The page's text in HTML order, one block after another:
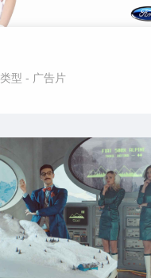
类型 - 广告片